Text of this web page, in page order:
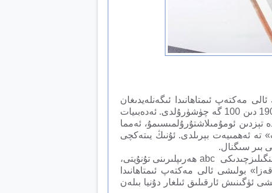
ئالى مەكتەپ ئىمتاھانىدا ئىگەنلەيدىغان
نىسپىتىنى تۆۋەنلەتتى. 2016-يىلىدىن باشلاپ بىيجىڭ ئالى مەكتەپ ئىمتاھنى ئىنگىلىز تىلى ئومۇمىي نومىرى 190 دىن 100 گە چۈشۈرۇلدى. ئەدەبىيات
تېزدىن ئومۇمىلاشتۇرۇلمىسىمۇ، ئەمما
تە ئەھمىيەت بېرىلدى. ئۇنىڭ يىتەكچى
بىر سىگنال.
قىزىم تۆت يېشىدىن تارتىپ ئىنگىلىز تىلىنى ئۈگۈنىشكە باشلىغان، خەنزۇچە خەت يېزىشىنى بىلمەي تۇرۇپلا ئىنگىلىزچىدىكى abc ھەرىپلىرىنى تۇنۇيتى،
بولىشى ئالى مەكتەپ ئىمتاھانىدا
ئۈگىنىش ئارقىلىق ئىلغار دۇنيا بىلەن